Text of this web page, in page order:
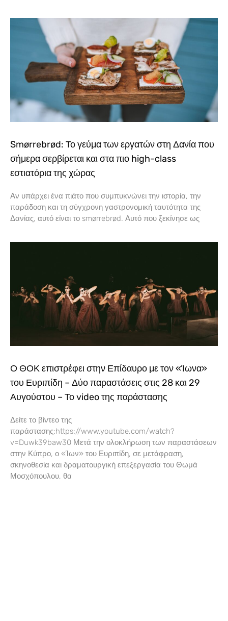
Smørrebrød: Το γεύμα των εργατών στη Δανία που
σήμερα σερβίρεται και στα πιο high-class
εστιατόρια της χώρας
Αν υπάρχει ένα πιάτο που συμπυκνώνει την ιστορία, την
παράδοση και τη σύγχρονη γαστρονομική ταυτότητα της
Δανίας, αυτό είναι το smørrebrød. Αυτό που ξεκίνησε ως
Ο ΘΟΚ επιστρέφει στην Επίδαυρο με τον «Ίωνα»
του Ευριπίδη – Δύο παραστάσεις στις 28 και 29
Αυγούστου – Το video της παράστασης
Δείτε το βίντεο της
παράστασης:https://www.youtube.com/watch?
v=Duwk39baw30 Μετά την ολοκλήρωση των παραστάσεων
στην Κύπρο, ο «Ίων» του Ευριπίδη, σε μετάφραση,
σκηνοθεσία και δραματουργική επεξεργασία του Θωμά
Μοσχόπουλου, θα